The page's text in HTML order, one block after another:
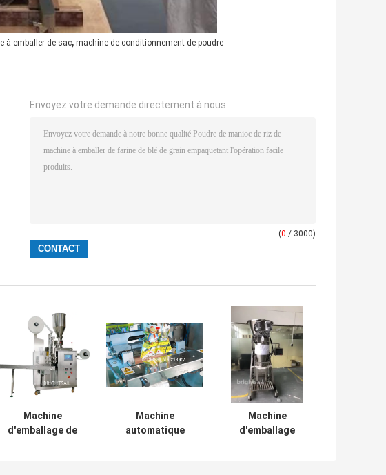
à emballer de sac, machine de conditionnement de poudre
Envoyez votre demande directement à nous
(0 / 3000)
Machine
d'emballage de
Machine
automatique
Machine
d'emballage